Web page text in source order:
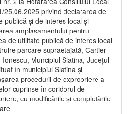
25.06.2025 privind declararea de
publică şi de interes local şi
amplasamentului pentru
de utilitate publică de interes local
parcare supraetajată, Cartier
Ionescu, Muncipiul Slatina, Judeţul
în municipiul Slatina şi
procedurii de expropriere a
cuprinse în coridorul de
cu modificările şi completările